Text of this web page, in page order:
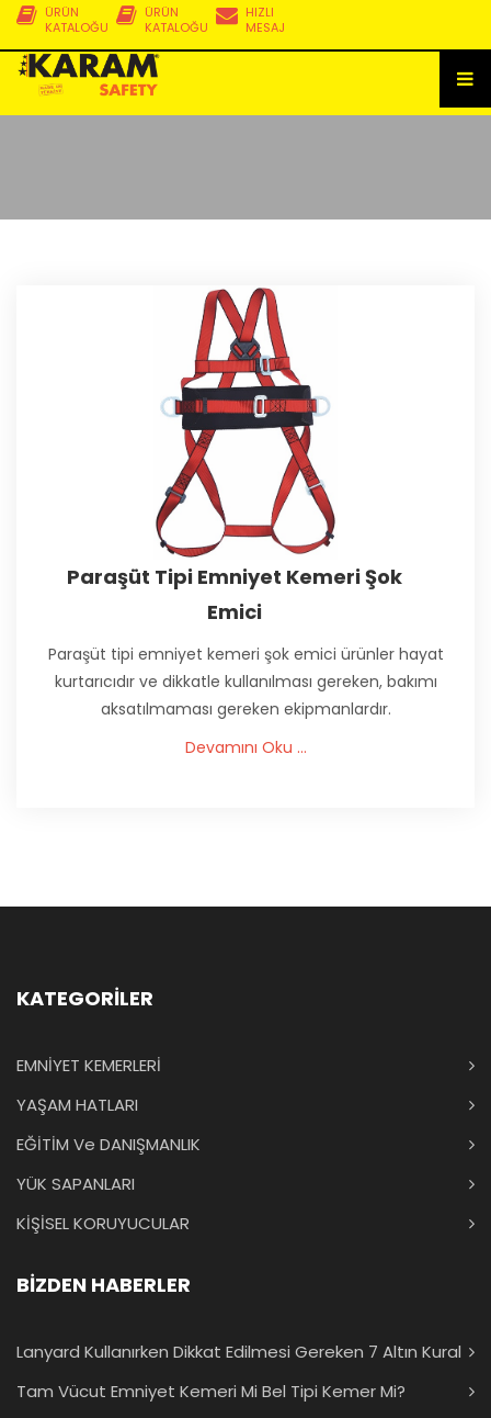
HIZLI
MESAJ
ÜRÜN
KATALOĞU
ÜRÜN
KATALOĞU
Paraşüt Tipi Emniyet Kemeri Şok
Emici
Paraşüt tipi emniyet kemeri şok emici ürünler hayat
kurtarıcıdır ve dikkatle kullanılması gereken, bakımı
aksatılmaması gereken ekipmanlardır.
Devamını Oku ...
KATEGORİLER
EMNİYET KEMERLERİ
YAŞAM HATLARI
EĞİTİM Ve DANIŞMANLIK
YÜK SAPANLARI
KİŞİSEL KORUYUCULAR
BİZDEN HABERLER
Lanyard Kullanırken Dikkat Edilmesi Gereken 7 Altın Kural
Tam Vücut Emniyet Kemeri Mi Bel Tipi Kemer Mi?